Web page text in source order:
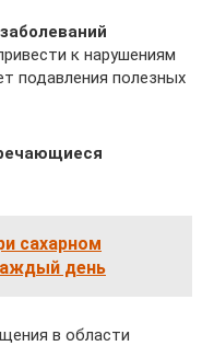
к нарушениям
подавления полезных
сахарном
день
в области